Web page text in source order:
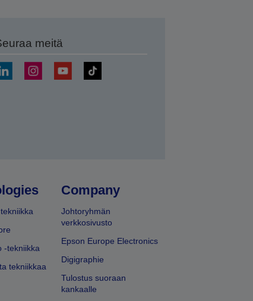
meitä
-tekniikka
tekniikkaa
Company
Johtoryhmän
verkkosivusto
Epson Europe Electronics
Digigraphie
Tulostus suoraan
kankaalle